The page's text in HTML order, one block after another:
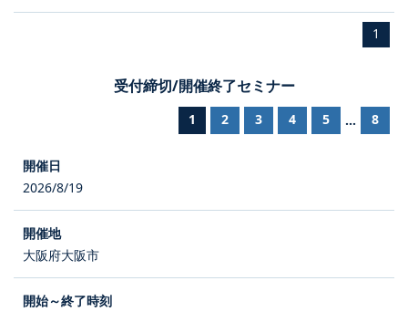
1
受付締切/開催終了セミナー
1 2 3 4 5 ... 8
2026/8/19
大阪府大阪市